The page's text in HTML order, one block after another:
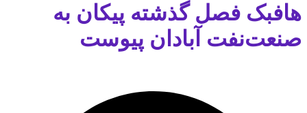
هافبک فصل گذشته پیکان به
صنعت‌نفت آبادان پیوست